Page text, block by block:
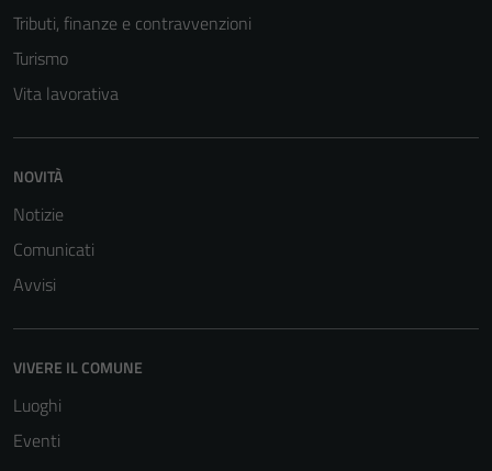
Tributi, finanze e contravvenzioni
Turismo
Vita lavorativa
NOVITÀ
Notizie
Comunicati
Avvisi
VIVERE IL COMUNE
Luoghi
Eventi
informazioni